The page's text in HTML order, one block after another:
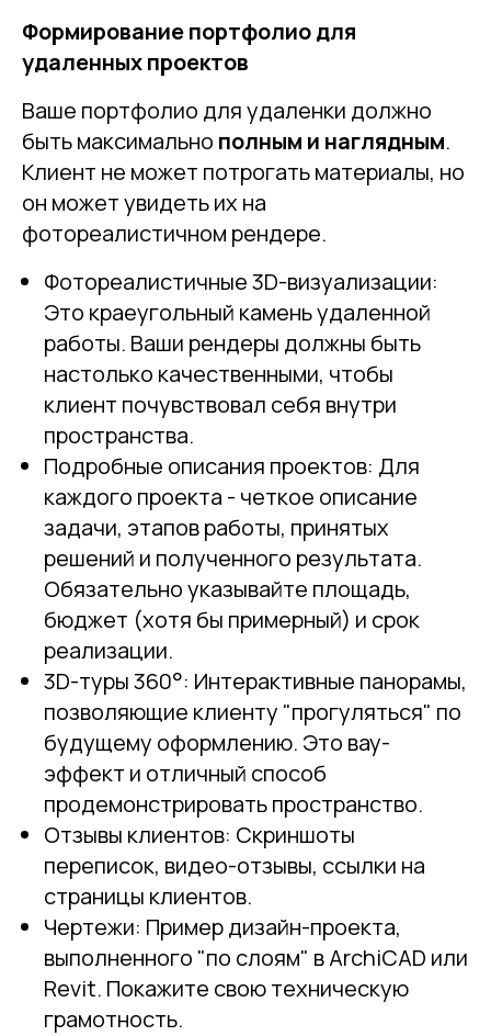
Формирование портфолио для
удаленных проектов
Ваше портфолио для удаленки должно
быть максимально полным и наглядным.
Клиент не может потрогать материалы, но
он может увидеть их на
фотореалистичном рендере.
Фотореалистичные 3D-визуализации:
Это краеугольный камень удаленной
работы. Ваши рендеры должны быть
настолько качественными, чтобы
клиент почувствовал себя внутри
пространства.
Подробные описания проектов: Для
каждого проекта - четкое описание
задачи, этапов работы, принятых
решений и полученного результата.
Обязательно указывайте площадь,
бюджет (хотя бы примерный) и срок
реализации.
3D-туры 360°: Интерактивные панорамы,
позволяющие клиенту "прогуляться" по
будущему оформлению. Это вау-
эффект и отличный способ
продемонстрировать пространство.
Отзывы клиентов: Скриншоты
переписок, видео-отзывы, ссылки на
страницы клиентов.
Чертежи: Пример дизайн-проекта,
выполненного "по слоям" в ArchiCAD или
Revit. Покажите свою техническую
грамотность.